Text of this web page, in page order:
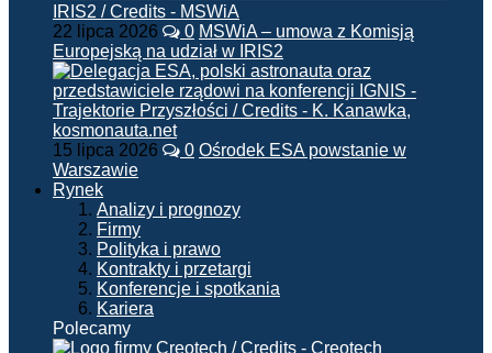
22 lipca 2026 0 MSWiA – umowa z Komisją
Europejską na udział w IRIS2
15 lipca 2026 0 Ośrodek ESA powstanie w
Warszawie
Rynek
Analizy i prognozy
Firmy
Polityka i prawo
Kontrakty i przetargi
Konferencje i spotkania
Kariera
Polecamy